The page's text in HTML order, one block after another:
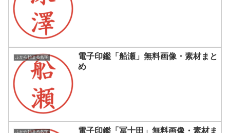
ふから始まる名字
電子印鑑「船瀬」無料画像・素材まと
め
ふから始まる名字
電子印鑑「冨士田」無料画像・素材ま